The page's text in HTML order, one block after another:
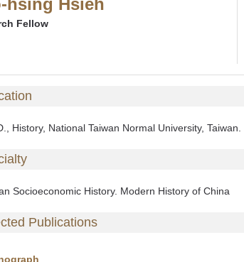
hsing Hsieh
Fellow
History, National Taiwan Normal University, Taiwan.
Socioeconomic History. Modern History of China
Publications